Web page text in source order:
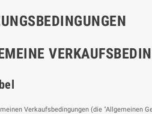
Verkaufsbedingungen (die "Allgemeinen